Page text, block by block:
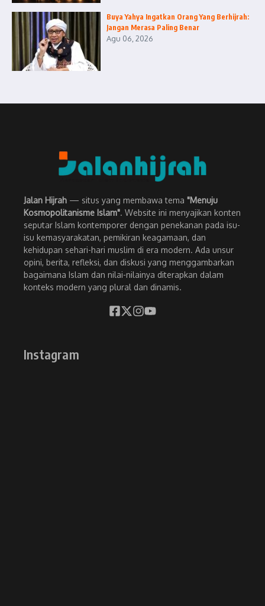
Buya Yahya Ingatkan Orang Yang Berhijrah:
Jangan Merasa Paling Benar
Agu 06, 2026
Jalan Hijrah — situs yang membawa tema "Menuju
Kosmopolitanisme Islam". Website ini menyajikan konten
seputar Islam kontemporer dengan penekanan pada isu-
isu kemasyarakatan, pemikiran keagamaan, dan
kehidupan sehari-hari muslim di era modern. Ada unsur
opini, berita, refleksi, dan diskusi yang menggambarkan
bagaimana Islam dan nilai-nilainya diterapkan dalam
konteks modern yang plural dan dinamis.
Instagram